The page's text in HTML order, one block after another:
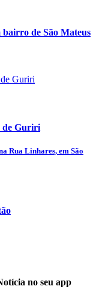
de São Mateus
de Guriri
Rua Linhares, em São
no seu app